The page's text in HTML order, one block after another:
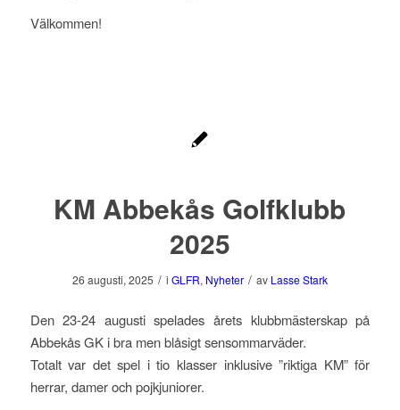
Välkommen!
KM Abbekås Golfklubb
2025
26 augusti, 2025 / i GLFR, Nyheter / av Lasse Stark
Den 23-24 augusti spelades årets klubbmästerskap på
Abbekås GK i bra men blåsigt sensommarväder.
Totalt var det spel i tio klasser inklusive ”riktiga KM” för
herrar, damer och pojkjuniorer.